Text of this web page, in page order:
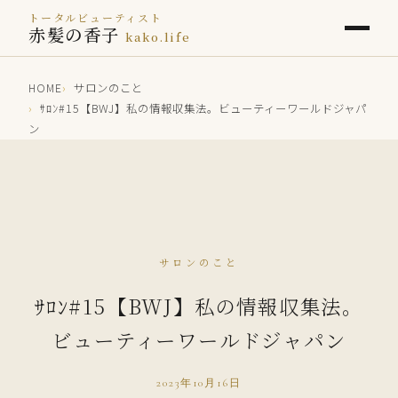
トータルビューティスト
赤髪の香子kako.life
HOME
サロンのこと
ｻﾛﾝ#15【BWJ】私の情報収集法。ビューティーワールドジャパ
ン
サロンのこと
ｻﾛﾝ#15【BWJ】私の情報収集法。
ビューティーワールドジャパン
2023年10月16日